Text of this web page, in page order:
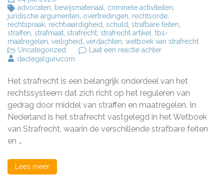
advocaten
bewijsmateriaal criminele activiteiten
juridische argumenten overtredingen rechtsorde
rechtspraak rechtvaardigheid schuld strafbare feiten
straffen strafmaat strafrecht strafrecht artikel
tbs-
maatregelen veiligheid verdachten wetboek van strafrecht
Uncategorized
Laat een reactie achterop
een
Strafrecht
Artikel
in
het
Nederlands
Rechtssysteem
daclegalgurucom
Het strafrecht is een belangrijk onderdeel van het
rechtssysteem dat zich richt op het reguleren van
gedrag door middel van straffen en maatregelen. In
Nederland is het strafrecht vastgelegd in het Wetboek
van Strafrecht, waarin de verschillende strafbare feiten
en …
Lees meer